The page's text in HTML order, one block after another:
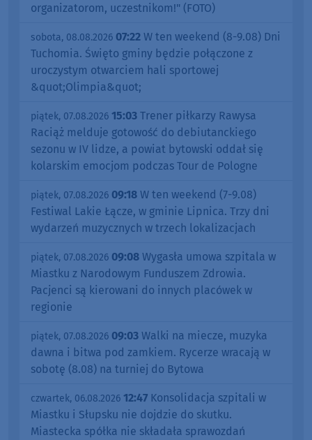
organizatorom, uczestnikom!" (FOTO)
sobota, 08.08.2026 07:22 W ten weekend (8-9.08) Dni
Tuchomia. Święto gminy będzie połączone z
uroczystym otwarciem hali sportowej
&quot;Olimpia&quot;
piątek, 07.08.2026 15:03 Trener piłkarzy Rawysa
Raciąż melduje gotowość do debiutanckiego
sezonu w IV lidze, a powiat bytowski oddał się
kolarskim emocjom podczas Tour de Pologne
piątek, 07.08.2026 09:18 W ten weekend (7-9.08)
Festiwal Lakie Łącze, w gminie Lipnica. Trzy dni
wydarzeń muzycznych w trzech lokalizacjach
piątek, 07.08.2026 09:08 Wygasła umowa szpitala w
Miastku z Narodowym Funduszem Zdrowia.
Pacjenci są kierowani do innych placówek w
regionie
piątek, 07.08.2026 09:03 Walki na miecze, muzyka
dawna i bitwa pod zamkiem. Rycerze wracają w
sobotę (8.08) na turniej do Bytowa
czwartek, 06.08.2026 12:47 Konsolidacja szpitali w
Miastku i Słupsku nie dojdzie do skutku.
Miastecka spółka nie składała sprawozdań